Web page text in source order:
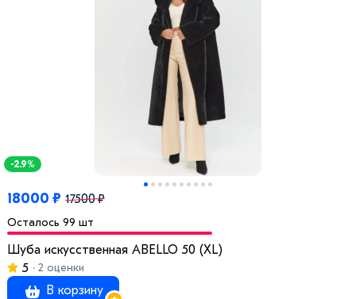
-2.9%
18000 ₽ 17500 ₽
Осталось 99 шт
Шуба искусственная ABELLO 50 (XL)
5
2 оценки
В корзину